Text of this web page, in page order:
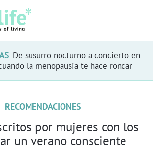
De susurro nocturno a concierto en
la menopausia te hace roncar
RECOMENDACIONES
por mujeres con los
un verano consciente